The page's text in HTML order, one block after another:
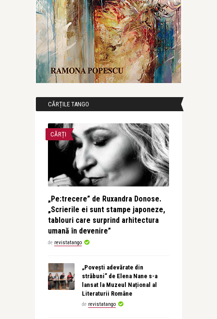
CĂRȚILE TANGO
CĂRȚI
„Pe:trecere” de Ruxandra Donose.
„Scrierile ei sunt stampe japoneze,
tablouri care surprind arhitectura
umană în devenire”
de revistatango
„Povești adevărate din
străbuni” de Elena Nane s-a
lansat la Muzeul Național al
Literaturii Române
de revistatango